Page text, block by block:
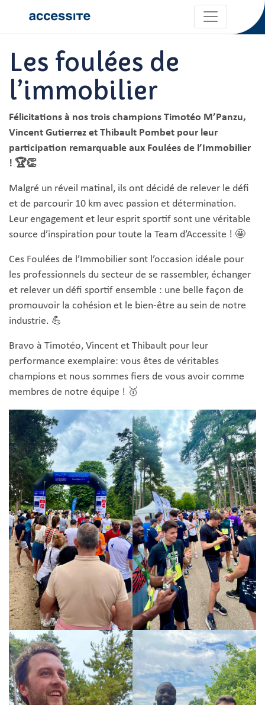
Les foulées de
l’immobilier
Félicitations à nos trois champions Timotéo M’Panzu,
Vincent Gutierrez et Thibault Pombet pour leur
participation remarquable aux Foulées de l’Immobilier
! 🏆👏
Malgré un réveil matinal, ils ont décidé de relever le défi
et de parcourir 10 km avec passion et détermination.
Leur engagement et leur esprit sportif sont une véritable
source d’inspiration pour toute la Team d’Accessite ! 🤩
Ces Foulées de l’Immobilier sont l’occasion idéale pour
les professionnels du secteur de se rassembler, échanger
et relever un défi sportif ensemble : une belle façon de
promouvoir la cohésion et le bien-être au sein de notre
industrie. 💪
Bravo à Timotéo, Vincent et Thibault pour leur
performance exemplaire: vous êtes de véritables
champions et nous sommes fiers de vous avoir comme
membres de notre équipe ! 🥇